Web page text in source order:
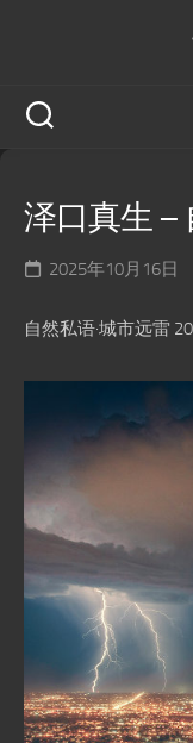
泽口真生 –
2025年10月16日
自然私语·城市远雷